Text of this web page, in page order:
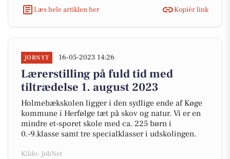
Læs hele artiklen her
Kopiér link
JOBNYT 16-05-2023 14:26
Lærerstilling på fuld tid med
tiltrædelse 1. august 2023
Holmebækskolen ligger i den sydlige ende af Køge
kommune i Herfølge tæt på skov og natur. Vi er en
mindre et-sporet skole med ca. 225 børn i
0.-9.klasse samt tre specialklasser i udskolingen.
Kilde: JobNet